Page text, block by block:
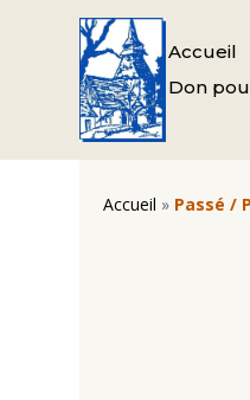
Accueil
Don
Accueil » Passé /